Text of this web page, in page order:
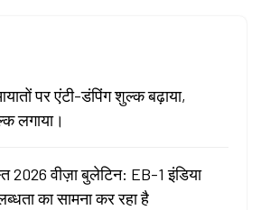
पर एंटी-डंपिंग शुल्क बढ़ाया,
लगाया।
2026 वीज़ा बुलेटिन: EB-1 इंडिया
का सामना कर रहा है